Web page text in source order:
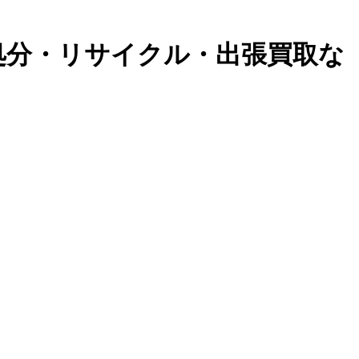
・リサイクル・出張買取な